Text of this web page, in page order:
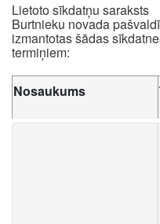
Lietoto sīkdatņu saraksts
Burtnieku novada
izmantotas šādas
termiņiem:
Nosaukums